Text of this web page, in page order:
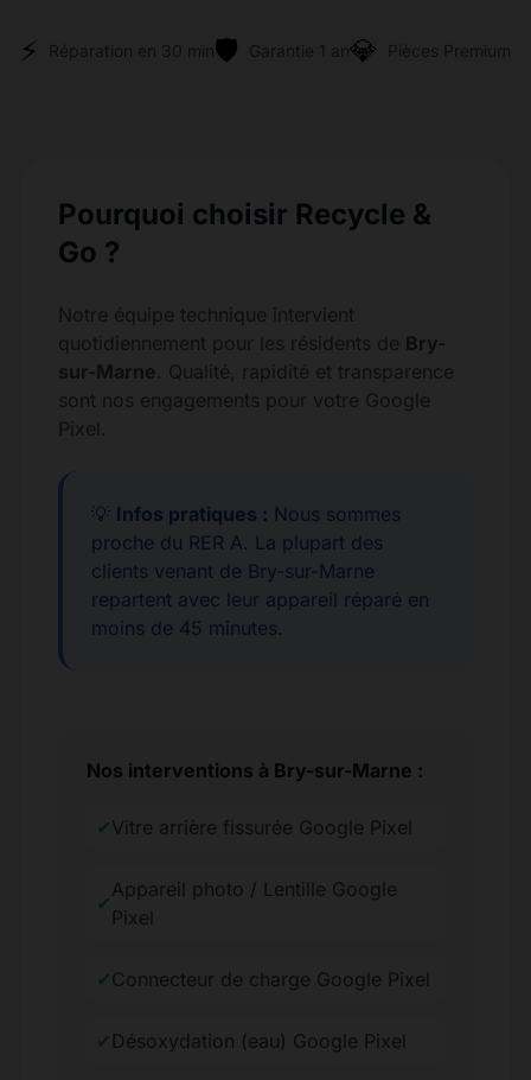
⚡ Réparation en 30 min🛡️ Garantie 1 an💎 Pièces Premium
Pourquoi choisir Recycle &
Go ?
Notre équipe technique intervient
quotidiennement pour les résidents de Bry-
sur-Marne. Qualité, rapidité et transparence
sont nos engagements pour votre Google
Pixel.
💡 Infos pratiques : Nous sommes
proche du RER A. La plupart des
clients venant de Bry-sur-Marne
repartent avec leur appareil réparé en
moins de 45 minutes.
Nos interventions à Bry-sur-Marne :
✔Vitre arrière fissurée Google Pixel
✔
Appareil photo / Lentille Google
Pixel
✔Connecteur de charge Google Pixel
✔ Désoxydation (eau) Google Pixel